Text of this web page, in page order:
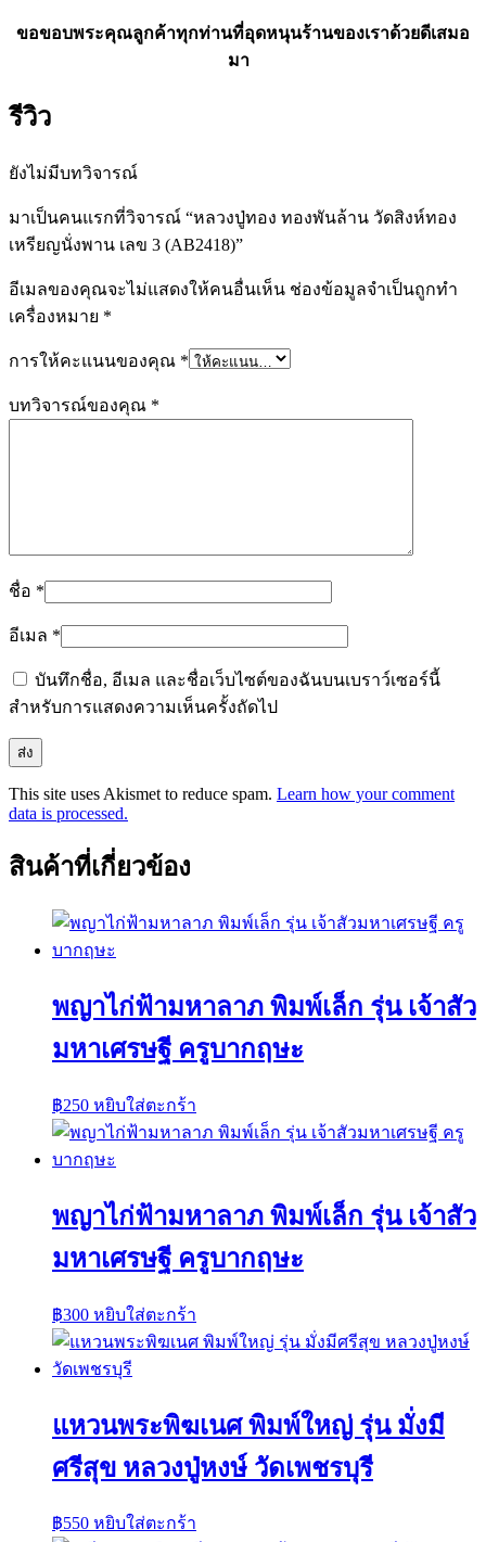
ขอขอบพระคุณลูกค้าทุกท่านที่อุดหนุนร้านของเราด้วยดีเสมอ
มา
รีวิว
ยังไม่มีบทวิจารณ์
มาเป็นคนแรกที่วิจารณ์ “หลวงปู่ทอง ทองพันล้าน วัดสิงห์ทอง
เหรียญนั่งพาน เลข 3 (AB2418)”
อีเมลของคุณจะไม่แสดงให้คนอื่นเห็น ช่องข้อมูลจำเป็นถูกทำ
เครื่องหมาย *
การให้คะแนนของคุณ *
บทวิจารณ์ของคุณ *
ชื่อ *
อีเมล *
บันทึกชื่อ, อีเมล และชื่อเว็บไซต์ของฉันบนเบราว์เซอร์นี้
สำหรับการแสดงความเห็นครั้งถัดไป
This site uses Akismet to reduce spam. Learn how your comment
data is processed.
สินค้าที่เกี่ยวข้อง
พญาไก่ฟ้ามหาลาภ พิมพ์เล็ก รุ่น เจ้าสัว
มหาเศรษฐี ครูบากฤษะ
฿250 หยิบใส่ตะกร้า
พญาไก่ฟ้ามหาลาภ พิมพ์เล็ก รุ่น เจ้าสัว
มหาเศรษฐี ครูบากฤษะ
฿300 หยิบใส่ตะกร้า
แหวนพระพิฆเนศ พิมพ์ใหญ่ รุ่น มั่งมี
ศรีสุข หลวงปู่หงษ์ วัดเพชรบุรี
฿550 หยิบใส่ตะกร้า